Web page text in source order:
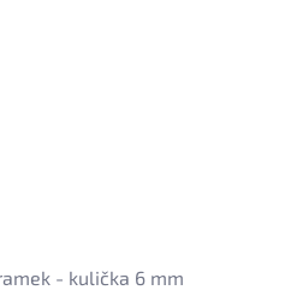
- kulička 6 mm